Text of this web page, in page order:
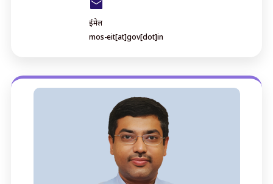
ईमेल
mos-eit[at]gov[dot]in